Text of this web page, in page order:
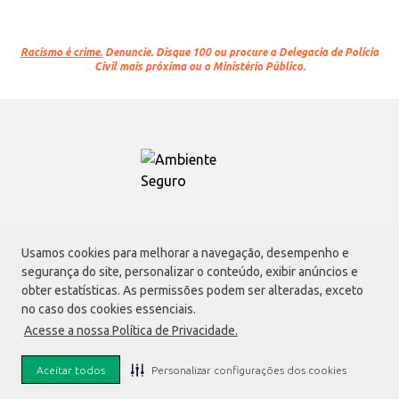
Usamos cookies para melhorar a navegação, desempenho e
segurança do site, personalizar o conteúdo, exibir anúncios e
obter estatísticas. As permissões podem ser alteradas, exceto
no caso dos cookies essenciais.
Acesse a nossa Política de Privacidade.
Aceitar todos Personalizar configurações dos cookies
Racismo é crime. Denuncie. Disque 100 ou procure a Delegacia de Polícia
Civil mais próxima ou o Ministério Público.
Atacadão S.A.
Avenida Morvan Dias de Figueiredo, 6169, Vila Maria, São Paulo - SP | CEP
02170-901 | CNPJ: 75.315.333/0001-09
Envio de documentos administrativos e jurídicos:
02170-901
faleconosco@atacadao.com.br